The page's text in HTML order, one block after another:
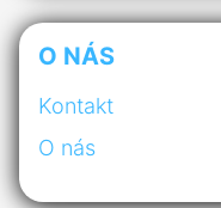
O NÁS
Kontakt
O nás